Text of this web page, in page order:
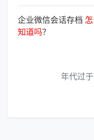
企业微信会话存档 怎
知道吗？
年代过